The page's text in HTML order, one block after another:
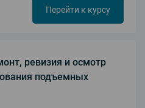
Перейти к курсу
ревизия и осмотр
подъемных